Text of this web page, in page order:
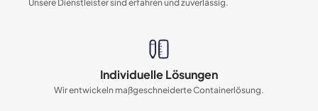
Unsere Dienstleister sind erfahren und zuverlässig.
Individuelle Lösungen
Wir entwickeln maßgeschneiderte Containerlösung.